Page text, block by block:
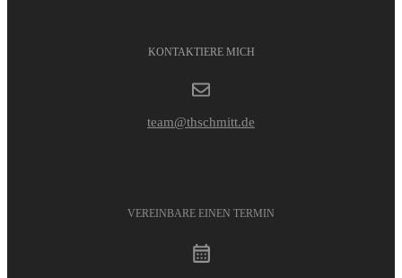
KONTAKTIERE MICH
team@thschmitt.de
VEREINBARE EINEN TERMIN